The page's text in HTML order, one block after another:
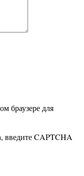
браузере для
введите CAPTCHA